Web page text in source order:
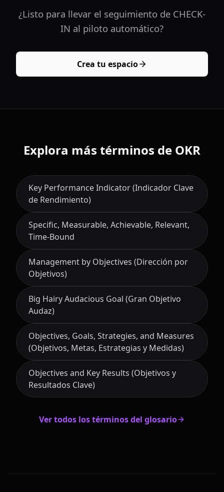
¿Listo para llevar el seguimiento de CHECK-
IN al piloto automático?
Crea tu espacio
Explora más términos de OKR
Key Performance Indicator (Indicador Clave
de Rendimiento)
Specific, Measurable, Achievable, Relevant,
Time-Bound
Management by Objectives (Dirección por
Objetivos)
Big Hairy Audacious Goal (Gran Objetivo
Audaz)
Objectives, Goals, Strategies, and Measures
(Objetivos, Metas, Estrategias y Medidas)
Objectives and Key Results (Objetivos y
Resultados Clave)
Ver todos los términos del glosario